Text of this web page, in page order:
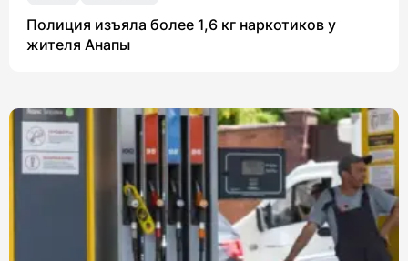
Полиция изъяла более 1,6 кг наркотиков у
жителя Анапы